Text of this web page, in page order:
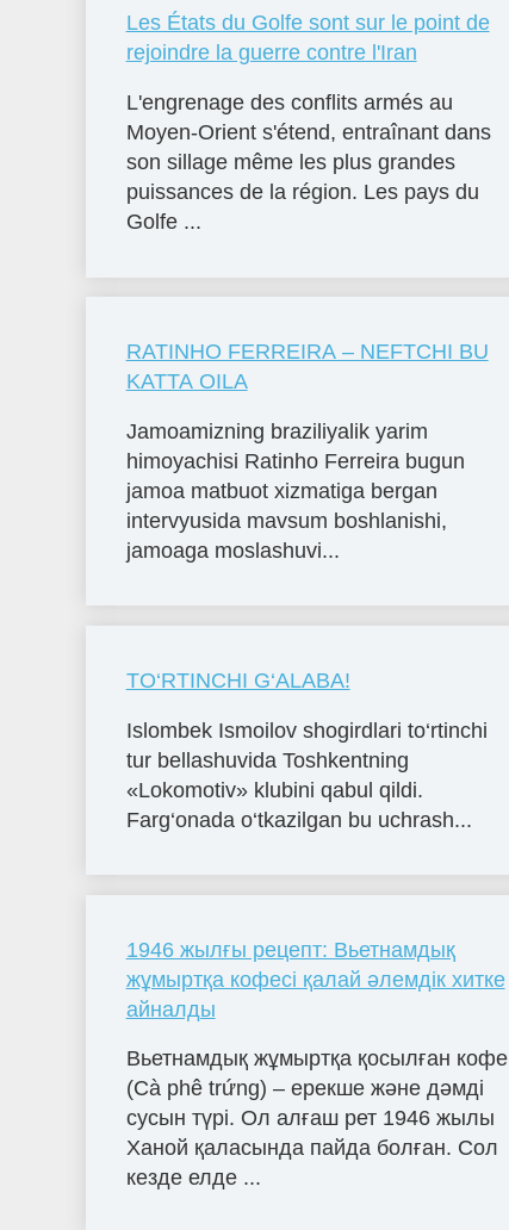
Les États du Golfe sont sur le point de
rejoindre la guerre contre l'Iran
L'engrenage des conflits armés au
Moyen-Orient s'étend, entraînant dans
son sillage même les plus grandes
puissances de la région. Les pays du
Golfe ...
RATINHO FERREIRA – NEFTCHI BU
KATTA OILA
Jamoamizning braziliyalik yarim
himoyachisi Ratinho Ferreira bugun
jamoa matbuot xizmatiga bergan
intervyusida mavsum boshlanishi,
jamoaga moslashuvi...
TO‘RTINCHI G‘ALABA!
Islombek Ismoilov shogirdlari to‘rtinchi
tur bellashuvida Toshkentning
«Lokomotiv» klubini qabul qildi.
Farg‘onada o‘tkazilgan bu uchrash...
1946 жылғы рецепт: Вьетнамдық
жұмыртқа кофесі қалай әлемдік хитке
айналды
Вьетнамдық жұмыртқа қосылған кофе
(Cà phê trứng) – ерекше және дәмді
сусын түрі. Ол алғаш рет 1946 жылы
Ханой қаласында пайда болған. Сол
кезде елде ...